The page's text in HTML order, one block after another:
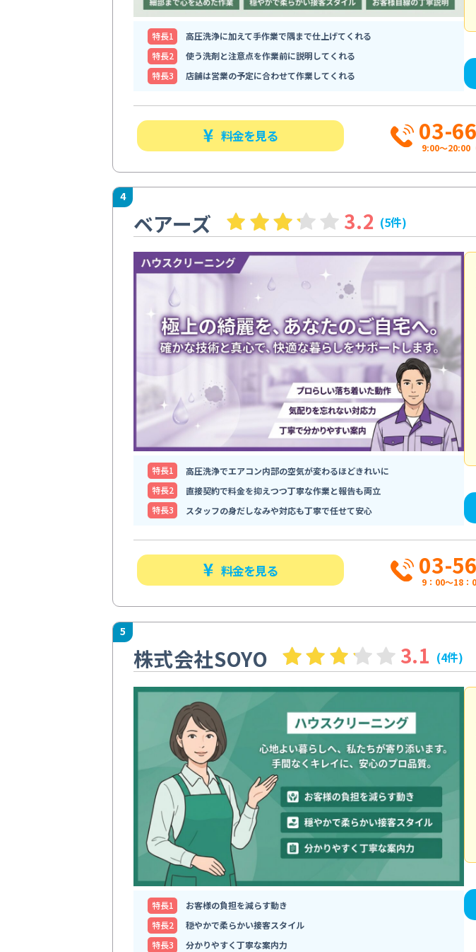
特⻑1
高圧洗浄に加えて手作業で隅まで仕上げてくれる
特⻑2
使う洗剤と注意点を作業前に説明してくれる
特⻑3
店舗は営業の予定に合わせて作業してくれる
料金を見る 03-
9:00～20:00
4
ベアーズ 3.2 (5件)
特⻑1
高圧洗浄でエアコン内部の空気が変わるほどきれいに
特⻑2
直接契約で料金を抑えつつ丁寧な作業と報告も両立
特⻑3
スタッフの身だしなみや対応も丁寧で任せて安心
料金を見る 03-
9：00～18
5
株式会社SOYO 3.1 (4件)
特⻑1
お客様の負担を減らす動き
特⻑2
穏やかで柔らかい接客スタイル
特⻑3
分かりやすく丁寧な案内力